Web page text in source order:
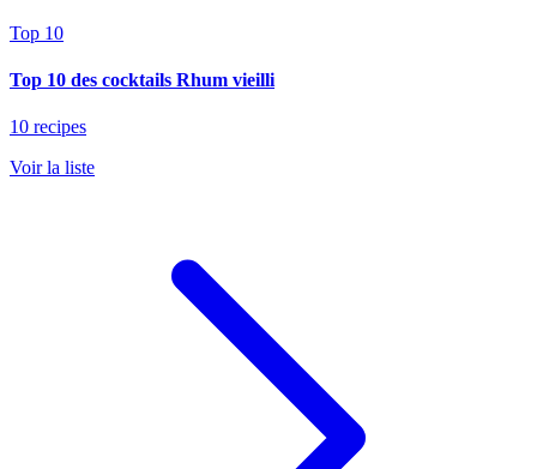
Top 10
Top 10 des cocktails Rhum vieilli
10 recipes
Voir la liste